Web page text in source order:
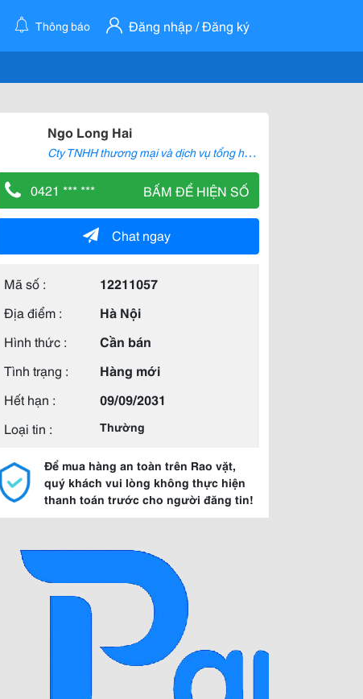
Thông báo Đăng nhập / Đăng ký
Ngo Long Hai
C
ty TNHH thương mại và dịch vụ tổng hợp Long Hải
0421 *** *** BẤM ĐỂ HIỆN SỐ
Chat ngay
Mã số :
12211057
Địa điểm :
Hà Nội
Hình thức :
Cần bán
Tình trạng :
Hàng mới
Hết hạn :
09/09/2031
Loại tin :
Thường
Để mua hàng an toàn trên Rao vặt,
quý khách vui lòng không thực hiện
thanh toán trước cho người đăng tin!